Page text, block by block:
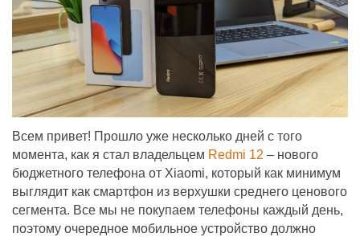
Всем привет! Прошло уже несколько дней с того
момента, как я стал владельцем Redmi 12 – нового
бюджетного телефона от Xiaomi, который как минимум
выглядит как смартфон из верхушки среднего ценового
сегмента. Все мы не покупаем телефоны каждый день,
поэтому очередное мобильное устройство должно